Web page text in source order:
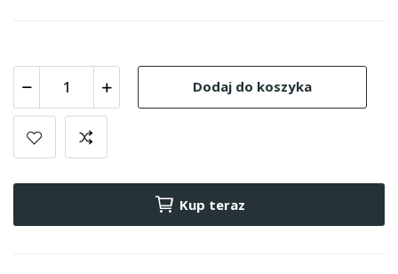
Dodaj do koszyka
Kup teraz